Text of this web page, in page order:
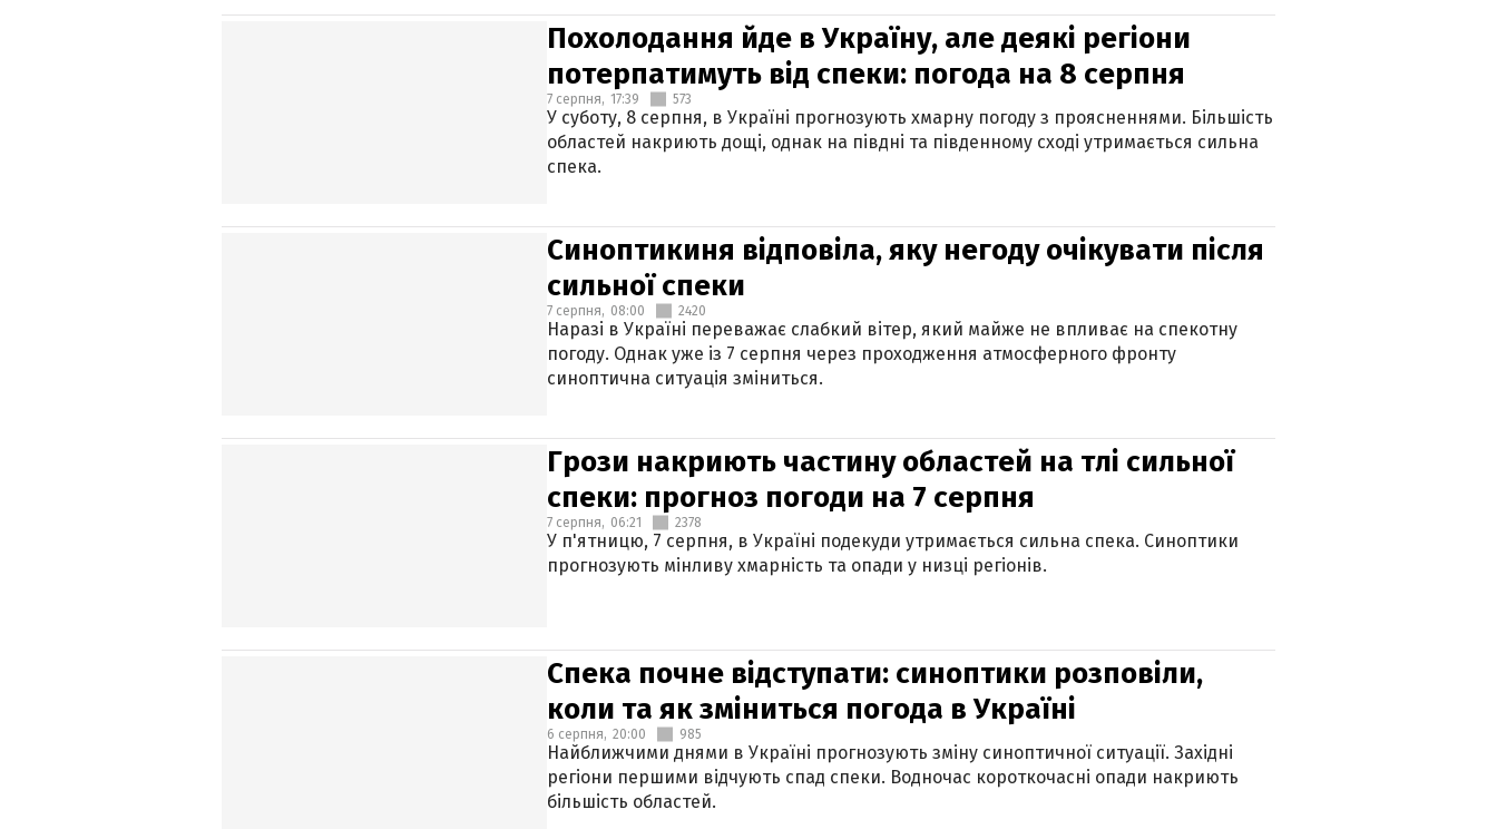
Похолодання йде в Україну, але деякі регіони
потерпатимуть від спеки: погода на 8 серпня
7 серпня, 17:39 573
У суботу, 8 серпня, в Україні прогнозують хмарну погоду з проясненнями. Більшість
областей накриють дощі, однак на півдні та південному сході утримається сильна
спека.
Синоптикиня відповіла, яку негоду очікувати після
сильної спеки
7 серпня, 08:00 2420
Наразі в Україні переважає слабкий вітер, який майже не впливає на спекотну
погоду. Однак уже із 7 серпня через проходження атмосферного фронту
синоптична ситуація зміниться.
Грози накриють частину областей на тлі сильної
спеки: прогноз погоди на 7 серпня
7 серпня, 06:21 2378
У п'ятницю, 7 серпня, в Україні подекуди утримається сильна спека. Синоптики
прогнозують мінливу хмарність та опади у низці регіонів.
Спека почне відступати: синоптики розповіли,
коли та як зміниться погода в Україні
6 серпня, 20:00 985
Найближчими днями в Україні прогнозують зміну синоптичної ситуації. Західні
регіони першими відчують спад спеки. Водночас короткочасні опади накриють
більшість областей.